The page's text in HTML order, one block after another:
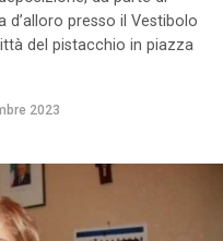
d’alloro presso il Vestibolo
del pistacchio in piazza
2023